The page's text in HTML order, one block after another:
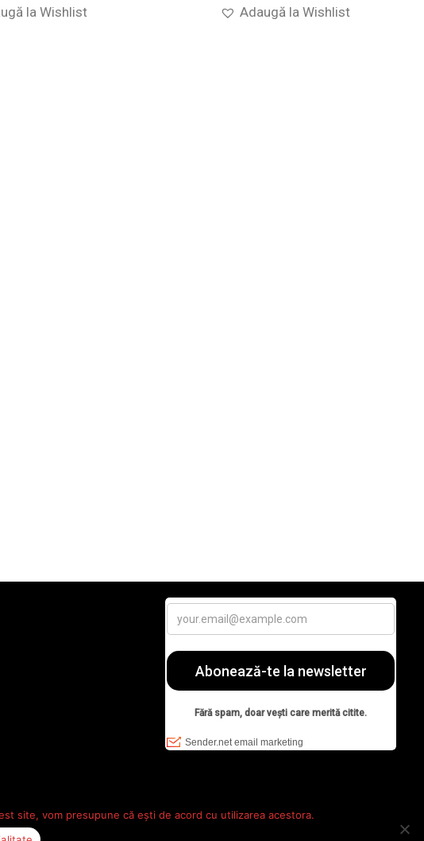
la Wishlist Adaugă la Wishlist
site, vom presupune că ești de acord cu utilizarea acestora.